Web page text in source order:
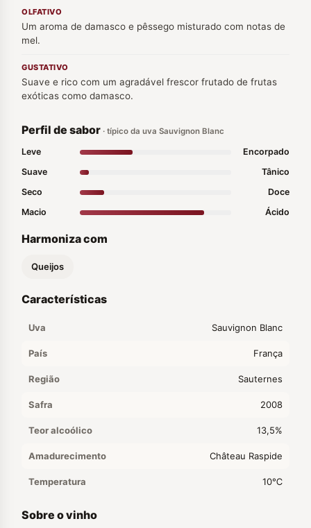
OLFATIVO
Um aroma de damasco e pêssego misturado com notas de
mel.
GUSTATIVO
Suave e rico com um agradável frescor frutado de frutas
exóticas como damasco.
Perfil de sabor · típico da uva Sauvignon Blanc
Leve
Encorpado
Suave
Tânico
Seco
Doce
Macio
Ácido
Harmoniza com
Queijos
Características
Uva Sauvignon Blanc
País França
Região Sauternes
Safra 2008
Teor alcoólico 13,5%
Amadurecimento Château Raspide
Temperatura 10℃
Sobre o vinho